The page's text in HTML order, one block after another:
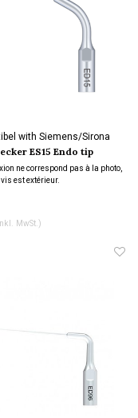
with Siemens/Sirona
ES15 Endo tip
ne correspond pas à la photo,
vis est extérieur.
MwSt.)